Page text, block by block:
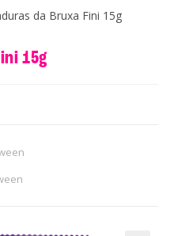
da Bruxa Fini 15g
15g